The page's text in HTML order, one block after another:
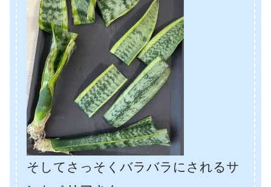
そしてさっそくバラバラにされるサ